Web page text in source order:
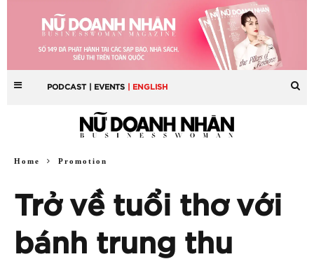
PODCAST | EVENTS | ENGLISH
Home Promotion
Trở về tuổi thơ với
bánh trung thu